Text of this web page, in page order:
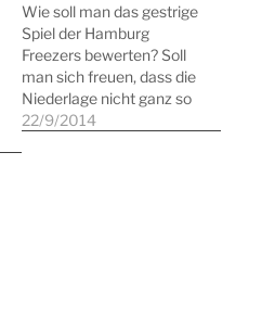
Wie soll man das gestrige
Spiel der Hamburg
Freezers bewerten? Soll
man sich freuen, dass die
Niederlage nicht ganz so
hoch war wie zuvor?
22/9/2014